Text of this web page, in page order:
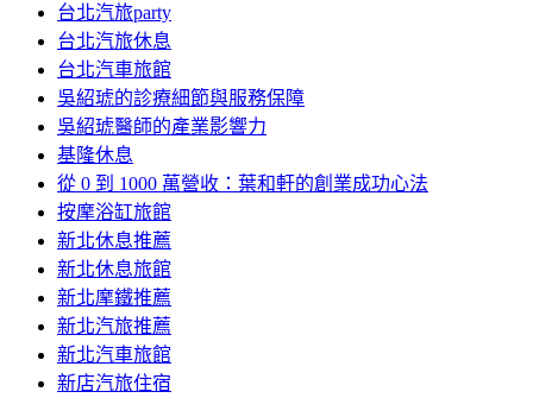
台北汽旅party
台北汽旅休息
台北汽車旅館
吳紹琥的診療細節與服務保障
吳紹琥醫師的產業影響力
基隆休息
從 0 到 1000 萬營收：葉和軒的創業成功心法
按摩浴缸旅館
新北休息推薦
新北休息旅館
新北摩鐵推薦
新北汽旅推薦
新北汽車旅館
新店汽旅住宿